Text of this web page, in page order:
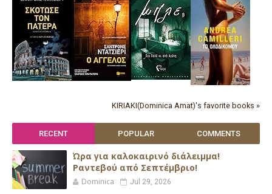
KIRIAKI(Dominica Amat)'s favorite books »
RECENT POPULAR COMMENTS
Ώρα για καλοκαιρινό διάλειμμα!
Ραντεβού από Σεπτέμβριο!
Dominica Jul 29, 2026